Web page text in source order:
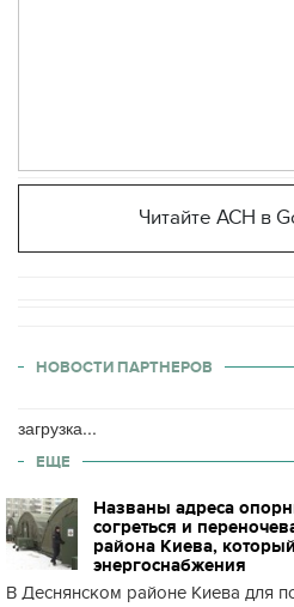
Читайте АСН в
НОВОСТИ ПАРТНЕРОВ
загрузка...
ЕЩЕ
Названы адреса
согреться и
района Киева,
энергоснабжения
В Деснянском районе Киева для